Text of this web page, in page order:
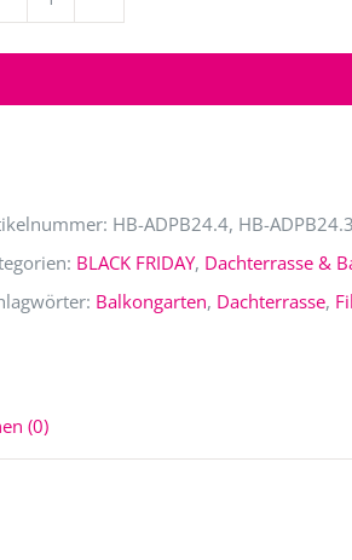
aus
HB-ADPB24.4, HB-
BLACK FRIDAY, Dachterrasse &
Balkongarten, Dachterrasse,
(0)